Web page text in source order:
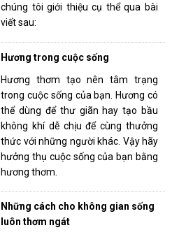
chúng tôi giới thiệu cụ thể qua bài
viết sau:
Hương trong cuộc sống
Hương thơm tạo nên tâm trạng
trong cuộc sống của bạn. Hương có
thể dùng để thư giãn hay tạo bầu
không khí dễ chịu để cùng thưởng
thức với những người khác. Vậy hãy
hưởng thụ cuộc sống của bạn bằng
hương thơm.
Những cách cho không gian sống
luôn thơm ngát